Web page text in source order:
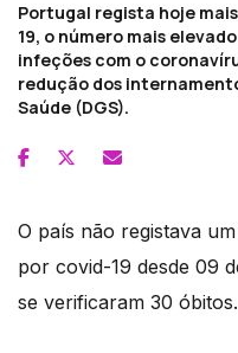
Portugal regista hoje
19, o número mais
infeções com o
redução dos
Saúde (DGS).
O país não registava
por covid-19 desde 09
se verificaram 30 óbitos.